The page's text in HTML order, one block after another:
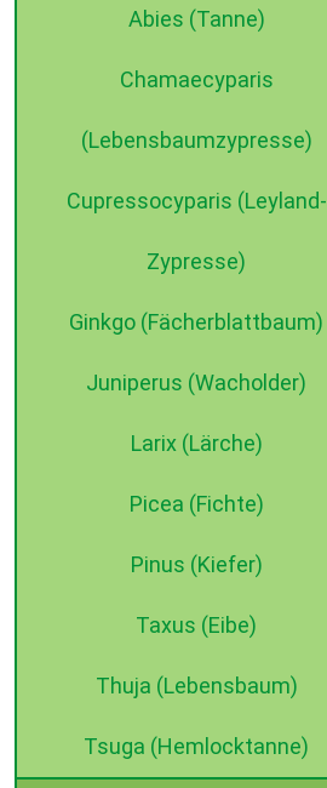
Abies (Tanne)
Chamaecyparis
(Lebensbaumzypresse)
Cupressocyparis (Leyland-
Zypresse)
Ginkgo (Fächerblattbaum)
Juniperus (Wacholder)
Larix (Lärche)
Picea (Fichte)
Pinus (Kiefer)
Taxus (Eibe)
Thuja (Lebensbaum)
Tsuga (Hemlocktanne)